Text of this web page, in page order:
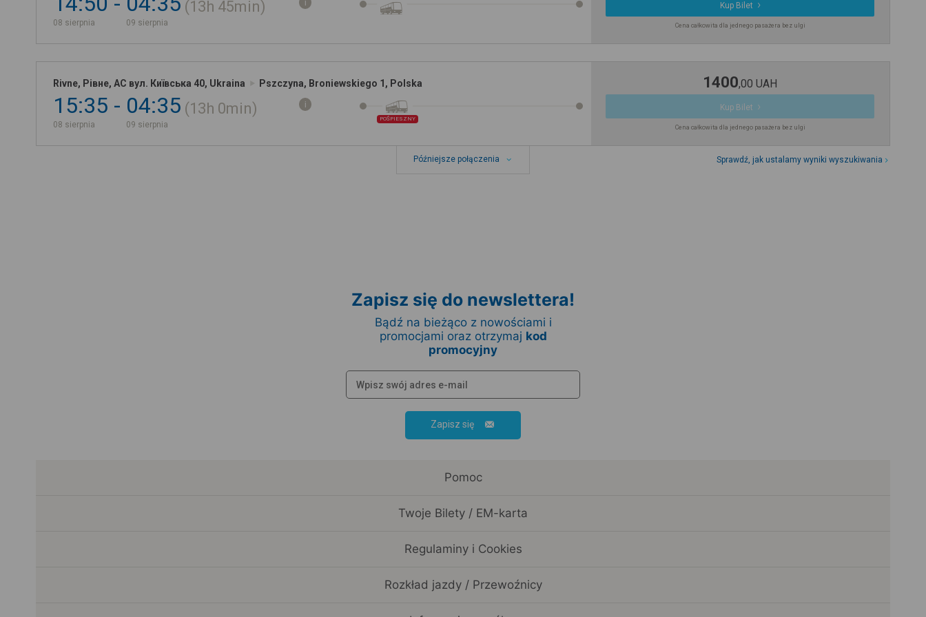
08 sierpnia 09 sierpnia
13h 45min Kup Bilet
Cena całkowita dla jednego pasażera bez ulgi
Rivne, Рівне, АС вул. Київська 40, Ukraina Pszczyna, Broniewskiego 1, Polska
15:35
08 sierpnia
04:35
09 sierpnia
13h 0min
POŚPIESZNY
1400,00 UAH
Kup Bilet
Cena całkowita dla jednego pasażera bez ulgi
Późniejsze połączenia Sprawdź, jak ustalamy wyniki wyszukiwania
Zapisz się do newslettera!
Bądź na bieżąco z nowościami i
promocjami oraz otrzymaj kod
promocyjny
Zapisz się
Pomoc
Twoje Bilety / EM-karta
Regulaminy i Cookies
Rozkład jazdy / Przewoźnicy